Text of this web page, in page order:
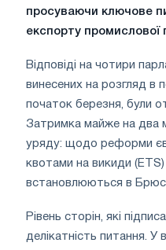
просуваючи ключове
експорту промислової
Відповіді на чотири
винесених на розгляд в
початок березня, були
Затримка майже на два
уряду: щодо реформи
квотами на викиди (ETS)
встановлюються в
Рівень сторін, які
делікатність питання. У